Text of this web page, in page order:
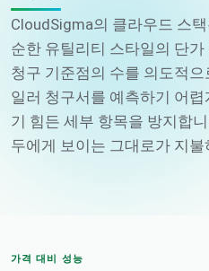
CloudSigma의 클라우드 스
순한 유틸리티 스타일의 단
청구 기준점의 수를 의도적
일러 청구서를 예측하기 어
기 힘든 세부 항목을 방지합
두에게 보이는 그대로가 지
가격 대비 성능